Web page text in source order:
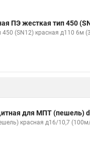
ПЭ жесткая тип 450
450 (SN12) красная д110 6м
для МПТ (пешель)
красная д16/10,7